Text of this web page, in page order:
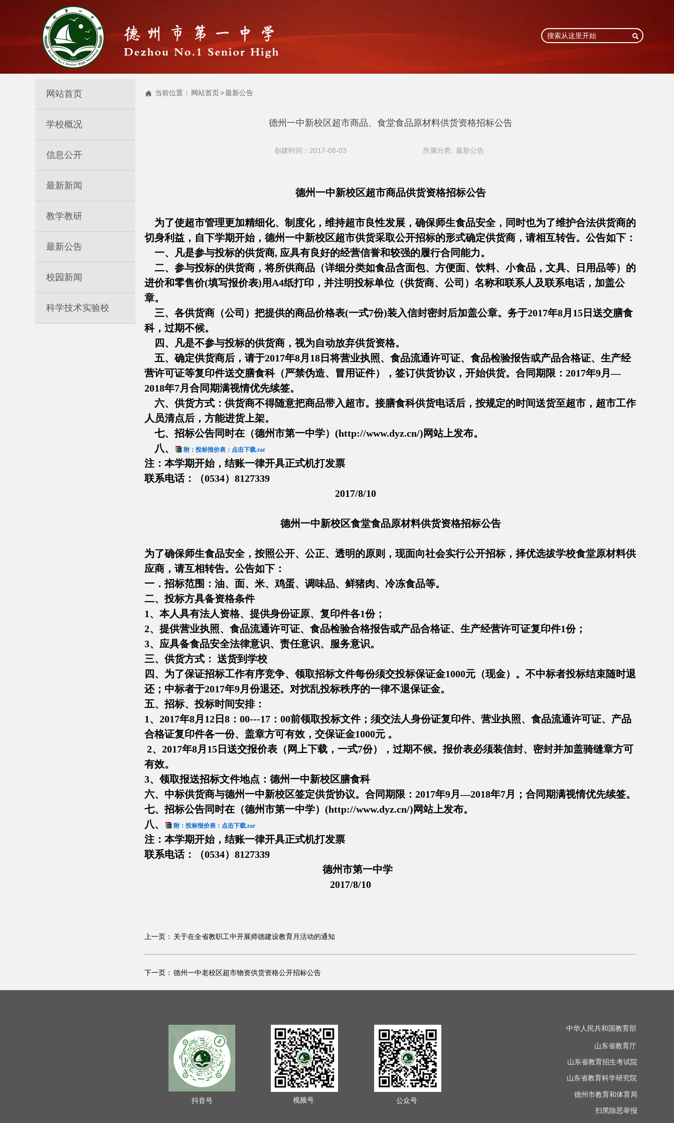

中华人民共和国教育部
山东省教育厅
抖音号
山东省教育招生考试院
山东省教育科学研究院
德州市教育和体育局
视频号 公众号
扫黑除恶举报
德州一中新校区超市商品、食堂食品原材料供货资格招标公告
创建时间：2017-08-03 所属分类: 最新公告
德州一中新校区超市商品供货资格招标公告
为了使超市管理更加精细化、制度化，维持超市良性发展，确保师生食品安全，同时也为了维护合法供货商的
切身利益，自下学期开始，德州一中新校区超市供货采取公开招标的形式确定供货商，请相互转告。公告如下：
一、凡是参与投标的供货商, 应具有良好的经营信誉和较强的履行合同能力。
二、参与投标的供货商，将所供商品（详细分类如食品含面包、方便面、饮料、小食品，文具、日用品等）的
进价和零售价(填写报价表)用A4纸打印，并注明投标单位（供货商、公司）名称和联系人及联系电话，加盖公
章。
三、各供货商（公司）把提供的商品价格表(一式7份)装入信封密封后加盖公章。务于2017年8月15日送交膳食
科，过期不候。
四、凡是不参与投标的供货商，视为自动放弃供货资格。
五、确定供货商后，请于2017年8月18日将营业执照、食品流通许可证、食品检验报告或产品合格证、生产经
营许可证等复印件送交膳食科（严禁伪造、冒用证件），签订供货协议，开始供货。合同期限：2017年9月—
2018年7月合同期满视情优先续签。
六、供货方式：供货商不得随意把商品带入超市。接膳食科供货电话后，按规定的时间送货至超市，超市工作
人员清点后，方能进货上架。
七、招标公告同时在（德州市第一中学）(http://www.dyz.cn/)网站上发布。
八、
附：投标报价表：点击下载.rar
注：本学期开始，结账一律开具正式机打发票
联系电话：（0534）8127339
2017/8/10
德州一中新校区食堂食品原材料供货资格招标公告
为了确保师生食品安全，按照公开、公正、透明的原则，现面向社会实行公开招标，择优选拔学校食堂原材料供
应商，请互相转告。公告如下：
一．招标范围：油、面、米、鸡蛋、调味品、鲜猪肉、冷冻食品等。
二、投标方具备资格条件
1、本人具有法人资格、提供身份证原、复印件各1份；
2、提供营业执照、食品流通许可证、食品检验合格报告或产品合格证、生产经营许可证复印件1份；
3、应具备食品安全法律意识、责任意识、服务意识。
三、供货方式： 送货到学校
四、为了保证招标工作有序竞争、领取招标文件每份须交投标保证金1000元（现金）。不中标者投标结束随时退
还；中标者于2017年9月份退还。对扰乱投标秩序的一律不退保证金。
五、招标、投标时间安排：
1、2017年8月12日8：00---17：00前领取投标文件；须交法人身份证复印件、营业执照、食品流通许可证、产品
合格证复印件各一份、盖章方可有效，交保证金1000元 。
2、2017年8月15日送交报价表（网上下载，一式7份），过期不候。报价表必须装信封、密封并加盖骑缝章方可
有效。
3、领取报送招标文件地点：德州一中新校区膳食科
六、中标供货商与德州一中新校区签定供货协议。合同期限：2017年9月—2018年7月；合同期满视情优先续签。
七、招标公告同时在（德州市第一中学）(http://www.dyz.cn/)网站上发布。
八、
附：投标报价表：点击下载.rar
注：本学期开始，结账一律开具正式机打发票
联系电话：（0534）8127339
德州市第一中学
2017/8/10
 当前位置： 网站首页>最新公告
上一页： 关于在全省教职工中开展师德建设教育月活动的通知
下一页： 德州一中老校区超市物资供货资格公开招标公告
网站首页
学校概况
信息公开
最新新闻
教学教研
最新公告
校园新闻
科学技术实验校